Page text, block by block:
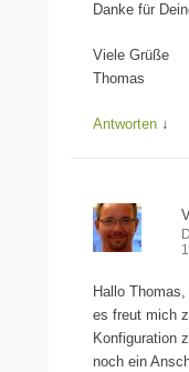
Danke für
Viele Grüße
Thomas
Antworten ↓
Hallo Thomas,
es freut mich
Konfiguration
noch ein